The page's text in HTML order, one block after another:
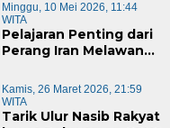
Minggu, 10 Mei 2026, 11:44
WITA
Pelajaran Penting dari
Perang Iran Melawan
Kamis, 26 Maret 2026, 21:59
WITA
Tarik Ulur Nasib Rakyat